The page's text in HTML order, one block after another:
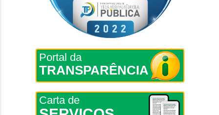
Portal da
TRANSPARÊNCIA
Carta de